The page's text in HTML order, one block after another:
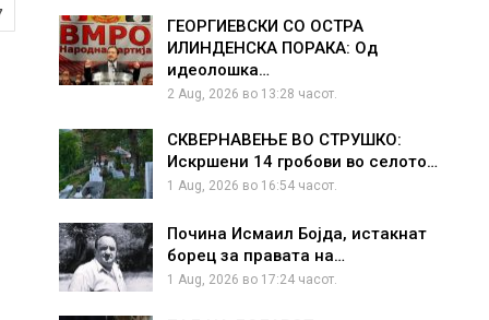
ГЕОРГИЕВСКИ СО ОСТРА
ИЛИНДЕНСКА ПОРАКА: Од
идеолошка…
2 Aug, 2026 во 13:28 часот.
СКВЕРНАВЕЊЕ ВО СТРУШКО:
Искршени 14 гробови во селото…
1 Aug, 2026 во 16:54 часот.
Почина Исмаил Бојда, истакнат
борец за правата на…
1 Aug, 2026 во 17:24 часот.